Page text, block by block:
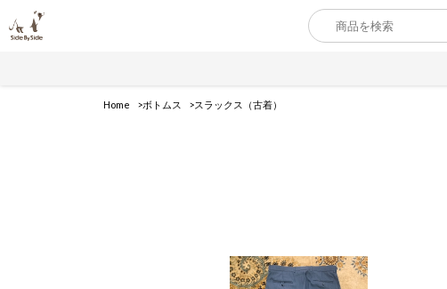
Home ボトムス スラックス（古着）